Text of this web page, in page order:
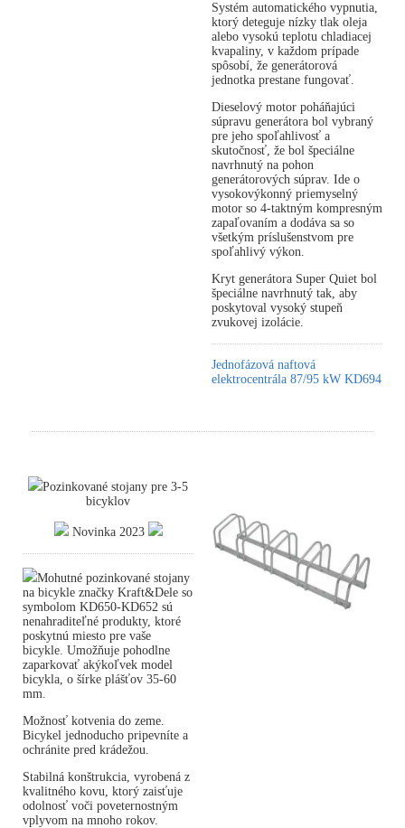
Systém automatického vypnutia,
ktorý deteguje nízky tlak oleja
alebo vysokú teplotu chladiacej
kvapaliny, v každom prípade
spôsobí, že generátorová
jednotka prestane fungovať.
Dieselový motor poháňajúci
súpravu generátora bol vybraný
pre jeho spoľahlivosť a
skutočnosť, že bol špeciálne
navrhnutý na pohon
generátorových súprav. Ide o
vysokovýkonný priemyselný
motor so 4-taktným kompresným
zapaľovaním a dodáva sa so
všetkým príslušenstvom pre
spoľahlivý výkon.
Kryt generátora Super Quiet bol
špeciálne navrhnutý tak, aby
poskytoval vysoký stupeň
zvukovej izolácie.
Jednofázová naftová
elektrocentrála 87/95 kW KD694
Pozinkované stojany pre 3-5
bicyklov
Novinka 2023
Mohutné pozinkované stojany
na bicykle značky Kraft&Dele so
symbolom KD650-KD652 sú
nenahraditeľné produkty, ktoré
poskytnú miesto pre vaše
bicykle. Umožňuje pohodlne
zaparkovať akýkoľvek model
bicykla, o šírke plášťov 35-60
mm.
Možnosť kotvenia do zeme.
Bicykel jednoducho pripevníte a
ochránite pred krádežou.
Stabilná konštrukcia, vyrobená z
kvalitného kovu, ktorý zaisťuje
odolnosť voči poveternostným
vplyvom na mnoho rokov.